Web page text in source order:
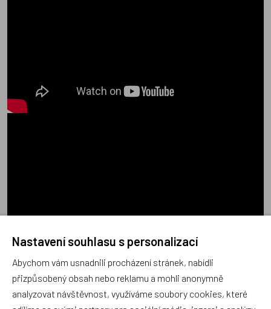
Nastavení souhlasu s personalizací
Abychom vám usnadnili procházení stránek, nabídli
přizpůsobený obsah nebo reklamu a mohli anonymně
analyzovat návštěvnost, využíváme soubory cookies, které